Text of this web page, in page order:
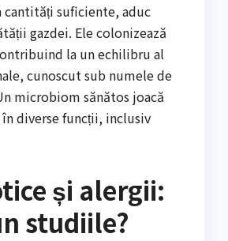
cantități suficiente, aduc
gazdei. Ele colonizează
la un echilibru al
cunoscut sub numele de
microbiom sănătos joacă
diverse funcții, inclusiv
și alergii:
studiile?